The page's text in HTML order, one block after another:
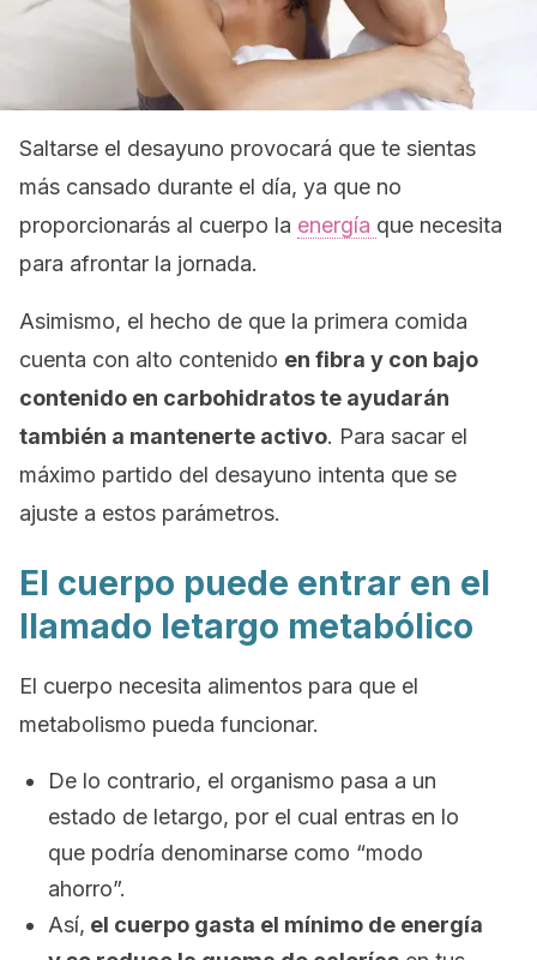
Saltarse el desayuno provocará que te sientas
más cansado durante el día, ya que no
proporcionarás al cuerpo la energía que necesita
para afrontar la jornada.
Asimismo, el hecho de que la primera comida
cuenta con alto contenido en fibra y con bajo
contenido en carbohidratos te ayudarán
también a mantenerte activo. Para sacar el
máximo partido del desayuno intenta que se
ajuste a estos parámetros.
El cuerpo puede entrar en el
llamado letargo metabólico
El cuerpo necesita alimentos para que el
metabolismo pueda funcionar.
De lo contrario, el organismo pasa a un
estado de letargo, por el cual entras en lo
que podría denominarse como “modo
ahorro”.
Así, el cuerpo gasta el mínimo de energía